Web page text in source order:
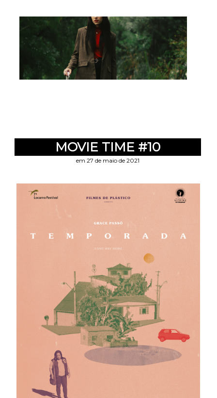
MOVIE TIME #10
em 27 de maio de 2021